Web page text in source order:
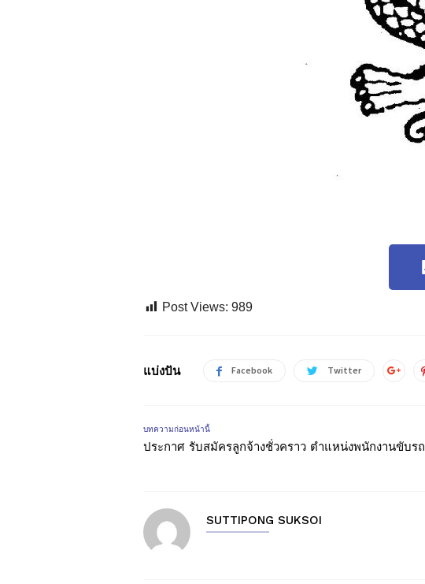
Post Views: 989
แบ่งปัน Facebook Twitter
บทความก่อนหน้านี้
ประกาศ รับสมัครลูกจ้างชั่วคราว ตำแหน่งพนักงานขับรถ
SUTTIPONG SUKSOI